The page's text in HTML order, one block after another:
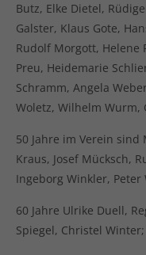
Butz, Elke Dietel,
Galster, Klaus Gote,
Rudolf Morgott, Helene
Preu, Heidemarie
Schramm, Angela
Woletz, Wilhelm
50 Jahre im Verein
Kraus, Josef Mücksch,
Ingeborg Winkler, Peter
60 Jahre Ulrike Duell,
Spiegel, Christel Winter;